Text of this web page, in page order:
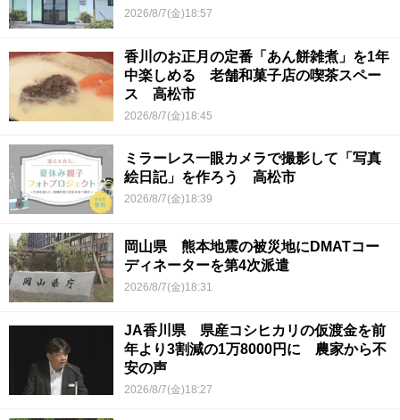
2026/8/7(金)18:57
香川のお正月の定番「あん餅雑煮」を1年
中楽しめる 老舗和菓子店の喫茶スペー
ス 高松市
2026/8/7(金)18:45
ミラーレス一眼カメラで撮影して「写真
絵日記」を作ろう 高松市
2026/8/7(金)18:39
岡山県 熊本地震の被災地にDMATコー
ディネーターを第4次派遣
2026/8/7(金)18:31
JA香川県 県産コシヒカリの仮渡金を前
年より3割減の1万8000円に 農家から不
安の声
2026/8/7(金)18:27